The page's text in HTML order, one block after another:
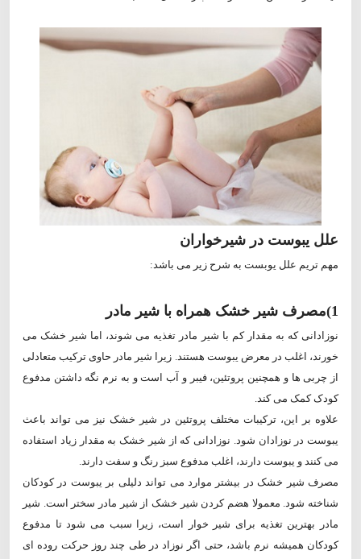
علل یبوست در شیرخواران
مهم تریم علل یوبست به شرح زیر می باشد:
1)مصرف شیر خشک همراه با شیر مادر
نوزادانی که به مقدار کم با شیر مادر تغذیه می شوند، اما شیر خشک می
خورند، اغلب در معرض یبوست هستند. زیرا شیر مادر حاوی ترکیب متعادلی
از چربی ها و همچنین پروتئین، فیبر و آب است و به نرم نگه داشتن مدفوع
کودک کمک می کند.
علاوه بر این، ترکیبات مختلف پروتئین در شیر خشک نیز می تواند باعث
یبوست در نوزادان شود. نوزادانی که از شیر خشک به مقدار زیاد استفاده
می کنند و یبوست دارند، اغلب مدفوع سبز رنگ و سفت دارند.
مصرف شیر خشک در بیشتر موارد می تواند دلیلی بر یبوست در کودکان
شناخته شود. معمولا هضم کردن شیر خشک از شیر مادر سختر است. شیر
مادر بهترین تغذیه برای شیر خوار است، زیرا سبب می شود تا مدفوع
کودکان همیشه نرم باشد، حتی اگر نوزاد در طی چند روز حرکت روده ای